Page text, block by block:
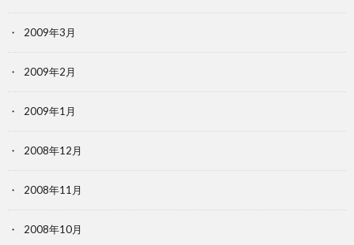
2009年3月
2009年2月
2009年1月
2008年12月
2008年11月
2008年10月